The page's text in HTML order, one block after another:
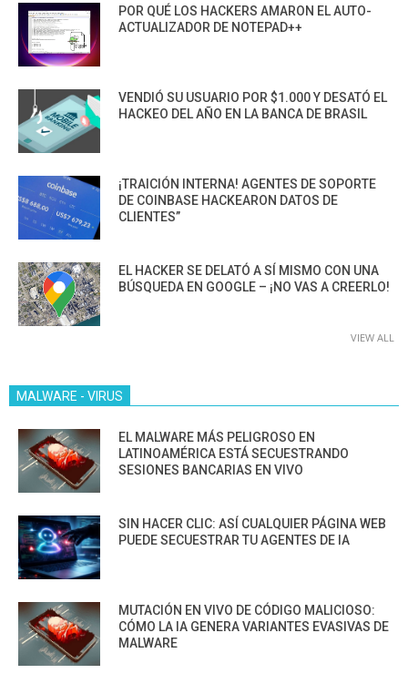
POR QUÉ LOS HACKERS AMARON EL AUTO-
ACTUALIZADOR DE NOTEPAD++
VENDIÓ SU USUARIO POR $1.000 Y DESATÓ EL
HACKEO DEL AÑO EN LA BANCA DE BRASIL
¡TRAICIÓN INTERNA! AGENTES DE SOPORTE
DE COINBASE HACKEARON DATOS DE
CLIENTES”
EL HACKER SE DELATÓ A SÍ MISMO CON UNA
BÚSQUEDA EN GOOGLE – ¡NO VAS A CREERLO!
VIEW ALL
MALWARE - VIRUS
EL MALWARE MÁS PELIGROSO EN
LATINOAMÉRICA ESTÁ SECUESTRANDO
SESIONES BANCARIAS EN VIVO
SIN HACER CLIC: ASÍ CUALQUIER PÁGINA WEB
PUEDE SECUESTRAR TU AGENTES DE IA
MUTACIÓN EN VIVO DE CÓDIGO MALICIOSO:
CÓMO LA IA GENERA VARIANTES EVASIVAS DE
MALWARE